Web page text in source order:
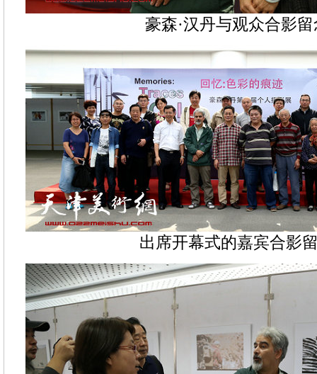
豪森·汉丹与观众合影
出席开幕式的嘉宾合影